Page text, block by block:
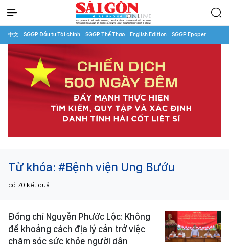
中文 SGGP Đầu tư Tài chính SGGP Thể Thao English Edition SGGP Epaper
Từ khóa: #Bệnh viện Ung Bướu
có 70 kết quả
Đồng chí Nguyễn Phước Lộc: Không
để khoảng cách địa lý cản trở việc
chăm sóc sức khỏe người dân